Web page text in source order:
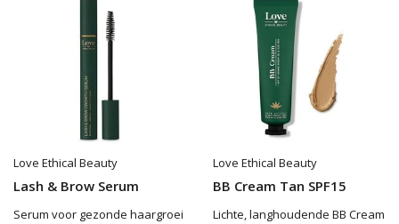
Love Ethical Beauty
Lash & Brow Serum
Serum voor gezonde haargroei
Love Ethical Beauty
BB Cream Tan SPF15
Lichte, langhoudende BB Cream